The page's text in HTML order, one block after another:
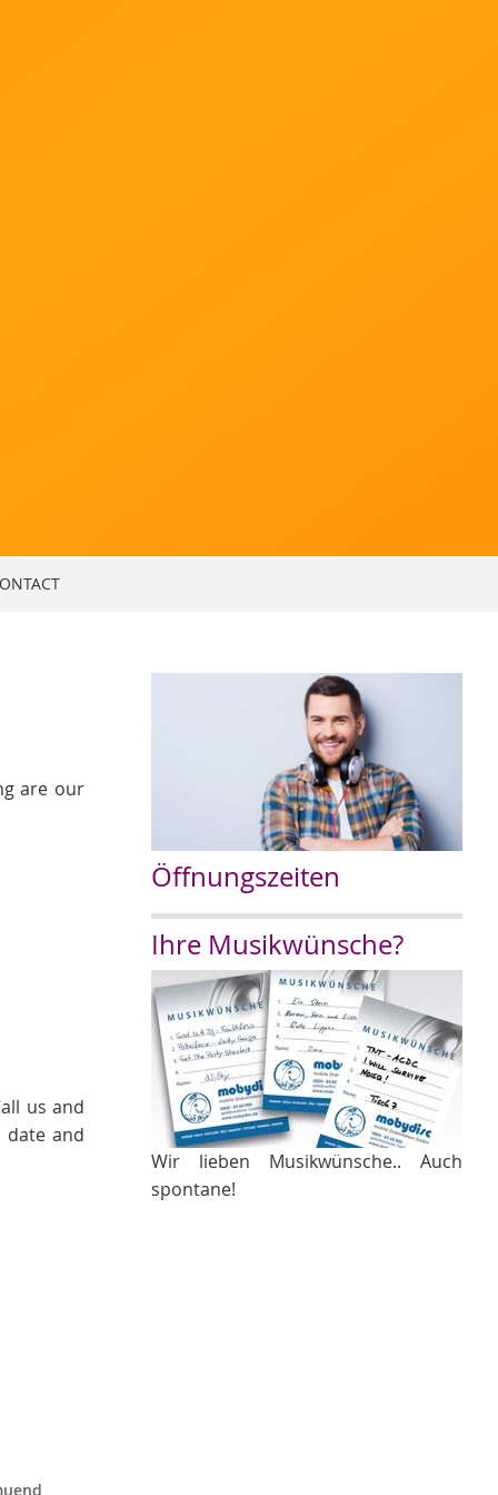
are our
us and
date and
Öffnungszeiten
Ihre Musikwünsche?
Wir lieben Musikwünsche.. Auch
spontane!